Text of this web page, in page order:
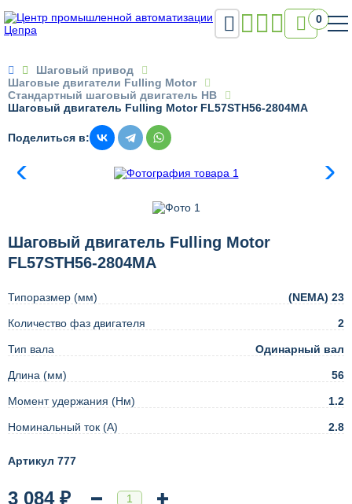
 0

Шаговый привод
Шаговые двигатели Fulling Motor
Стандартный шаговый двигатель HB
Шаговый двигатель Fulling Motor FL57STH56-2804MA
Поделиться в:
Шаговый двигатель Fulling Motor
FL57STH56-2804MA
Типоразмер (мм) (NEMA) 23
Количество фаз двигателя 2
Тип вала Одинарный вал
Длина (мм) 56
Момент удержания (Нм) 1.2
Номинальный ток (А) 2.8
Артикул 777
3 084 ₽